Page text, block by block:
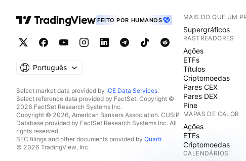
FEITO POR HUMANOS
Português
Select market data provided by ICE Data Services.
Select reference data provided by FactSet. Copyright ©
2026 FactSet Research Systems Inc.
Copyright © 2026, American Bankers Association. CUSIP
Database provided by FactSet Research Systems Inc. All
rights reserved.
SEC filings and other documents provided by Quartr.
© 2026 TradingView, Inc.
MAIS DO QUE UM
Supergráficos
RASTREADORES
Ações
ETFs
Títulos
Criptomoedas
Pares CEX
Pares DEX
Pine
MAPAS DE CALOR
Ações
ETFs
Criptomoedas
CALENDÁRIOS